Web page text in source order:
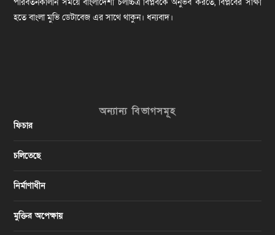
হতে বাংলা মুভি ডেটাবেজ এর সাথে থাকুন। ধন্যবাদ।
অন্যান্য বিভাগসমূহ
ফিচার
চলিতেছে
নির্মাণাধীন
মুক্তির অপেক্ষায়